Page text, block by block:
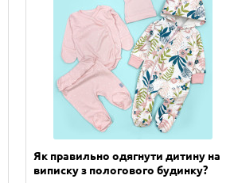
Як правильно одягнути дитину на
виписку з пологового будинку?